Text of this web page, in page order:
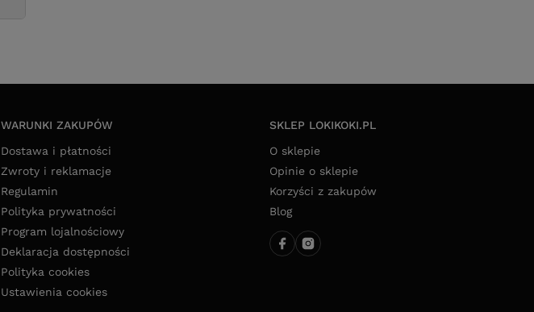
WARUNKI ZAKUPÓW
Dostawa i płatności
Zwroty i reklamacje
Regulamin
Polityka prywatności
Program lojalnościowy
Deklaracja dostępności
Polityka cookies
Ustawienia cookies
SKLEP LOKIKOKI.PL
O sklepie
Opinie o sklepie
Korzyści z zakupów
Blog